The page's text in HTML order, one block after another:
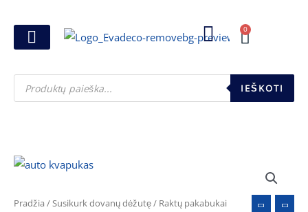
prie
turinio
0
Cart
Products
search IEŠKOTI
Pradžia / Susikurk dovanų dėžutę/ Raktų pakabukai
produkto
Purškiamas